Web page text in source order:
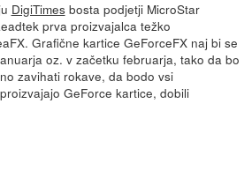
DigiTimesbosta podjetji MicroStar
prva proizvajalca težko
Grafične kartice GeForceFX naj bi se
oz. v začetku februarja, tako da bo
zavihati rokave, da bodo vsi
GeForce kartice, dobili